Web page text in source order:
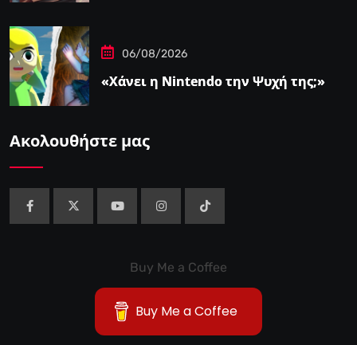
06/08/2026
«Χάνει η Nintendo την Ψυχή της;»
Ακολουθήστε μας
Buy Me a Coffee
Buy Me a Coffee